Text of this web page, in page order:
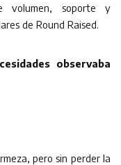
volumen, soporte y
de Round Raised.
observaba
pero sin perder la